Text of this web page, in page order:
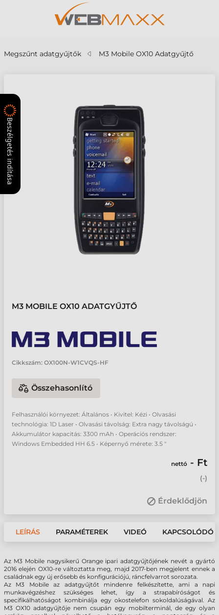
Megszűnt adatgyűjtők M3 Mobile OX10 Adatgyűjtő
M3 MOBILE OX10 ADATGYŰJTŐ
Cikkszám: OX100N-W1CVQS-HF
Összehasonlító
Felhasználói környezet: Általános • Kivitel: Kézi • Olvasási
technológia: 1D Laser • Olvasási távolság: Extra nagy távolságú •
Akkumulátor kapacitás: 3300 mAh • Operációs rendszer:
Windows Embedded HH 6.5 • Képernyő mérete: 3.5 "
nettó - Ft
(-)
Érdeklődjön
LEÍRÁS PARAMÉTEREK VIDEÓ KAPCSOLÓDÓ
Az M3 Mobile nagysikerű Orange ipari adatgyűjtőjének nevét a gyártó
2016 elején OX10-re változtatta meg, majd 2017-ben megjelent ennek a
családnak egy új erősebb és konfigurációjú, ráncfelvarrot sorozata.
Az M3 Mobile az adatgyűjtőt mindenre felkészítette, ami a napi
munkavégzéshez szükséges lehet, így a strapabíróságot és
specifikálhatóságot kombinálja egy okostelefon sokoldalúságával. Az
M3 OX10 adatgyűjtője nem csupán egy mobilterminál, de egy olyan
Beszélgetés indítása